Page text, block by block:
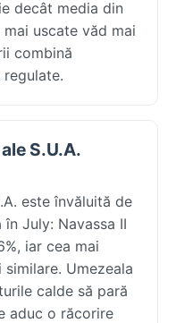
decât media din
uscate văd mai
combină
S.U.A.
este învăluită de
July: Navassa II
iar cea mai
Umezeala
calde să pară
aduc o răcorire